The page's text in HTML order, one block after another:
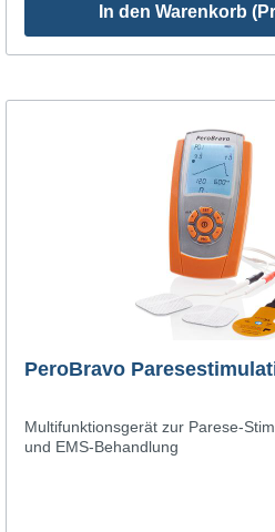
In den Warenkorb
PeroBravo
Multifunktionsgerät zur Parese-
und EMS-Behandlung